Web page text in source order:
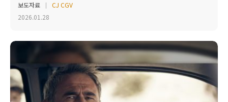
보도자료
CJ CGV
2026.01.28